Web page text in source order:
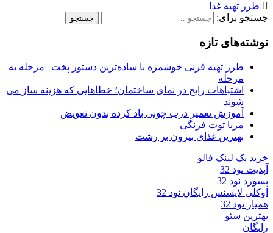
طرز تهیه غذا
جستجو برای:
نوشته‌های تازه
طرز تهیه فرنی خوشمزه با ساده‌ترین دستور پخت | مرحله به
مرحله
اشتباهات رایج در نمای ساختمان؛ خطاهایی که هزینه ساز می
شوند
آموزش تعمیر درب چوبی باد کرده بدون تعویض
مربا توت فرنگی
بهترین غذای بیرون بر رشت
خرید بک لینک فالو
آپدیت نود 32
پسورد نود 32
اوکلی لایسنس رایگان نود 32
همیار نود 32
بهترین سئو
رایگان